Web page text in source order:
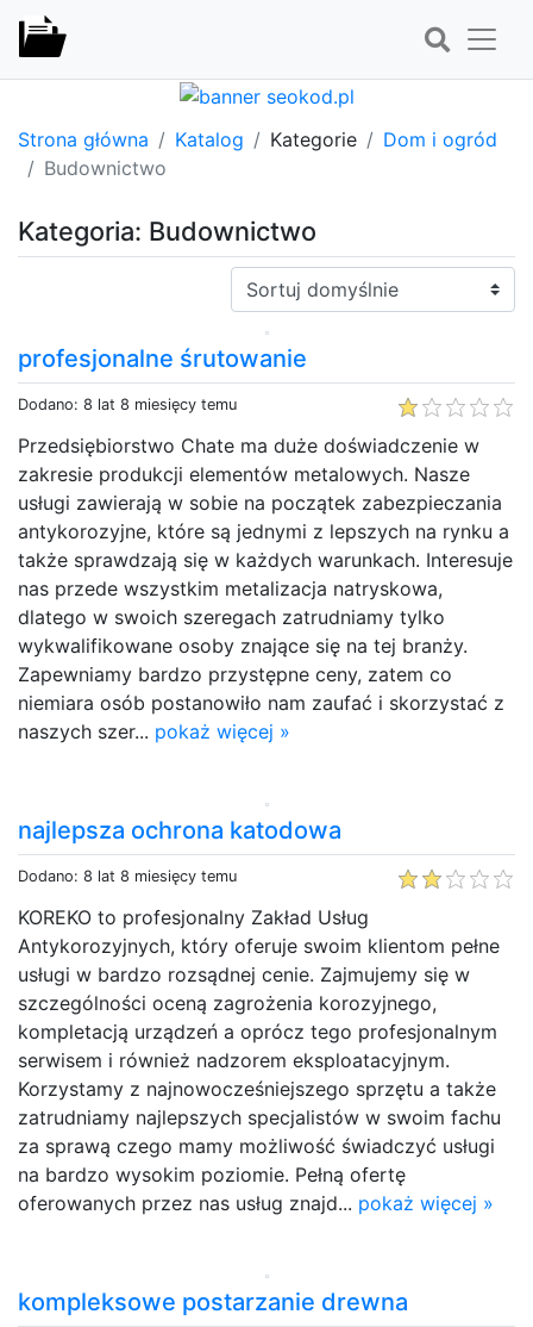
Strona główna Katalog Kategorie
Dom i ogród
Budownictwo
Kategoria: Budownictwo
Sortuj:
profesjonalne śrutowanie
Dodano: 8 lat 8 miesięcy temu
Przedsiębiorstwo Chate ma duże doświadczenie w
zakresie produkcji elementów metalowych. Nasze
usługi zawierają w sobie na początek zabezpieczania
antykorozyjne, które są jednymi z lepszych na rynku a
także sprawdzają się w każdych warunkach. Interesuje
nas przede wszystkim metalizacja natryskowa,
dlatego w swoich szeregach zatrudniamy tylko
wykwalifikowane osoby znające się na tej branży.
Zapewniamy bardzo przystępne ceny, zatem co
niemiara osób postanowiło nam zaufać i skorzystać z
naszych szer... pokaż więcej »
najlepsza ochrona katodowa
Dodano: 8 lat 8 miesięcy temu
KOREKO to profesjonalny Zakład Usług
Antykorozyjnych, który oferuje swoim klientom pełne
usługi w bardzo rozsądnej cenie. Zajmujemy się w
szczególności oceną zagrożenia korozyjnego,
kompletacją urządzeń a oprócz tego profesjonalnym
serwisem i również nadzorem eksploatacyjnym.
Korzystamy z najnowocześniejszego sprzętu a także
zatrudniamy najlepszych specjalistów w swoim fachu
za sprawą czego mamy możliwość świadczyć usługi
na bardzo wysokim poziomie. Pełną ofertę
oferowanych przez nas usług znajd... pokaż więcej »
kompleksowe postarzanie drewna